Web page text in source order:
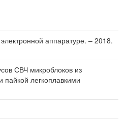
аппаратуре. – 2018.
СВЧ микроблоков из
легкоплавкими